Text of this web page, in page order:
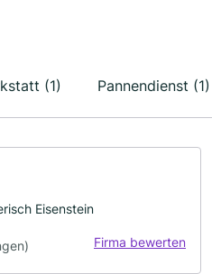
(1) Pannendienst (1)
Eisenstein
Firma bewerten